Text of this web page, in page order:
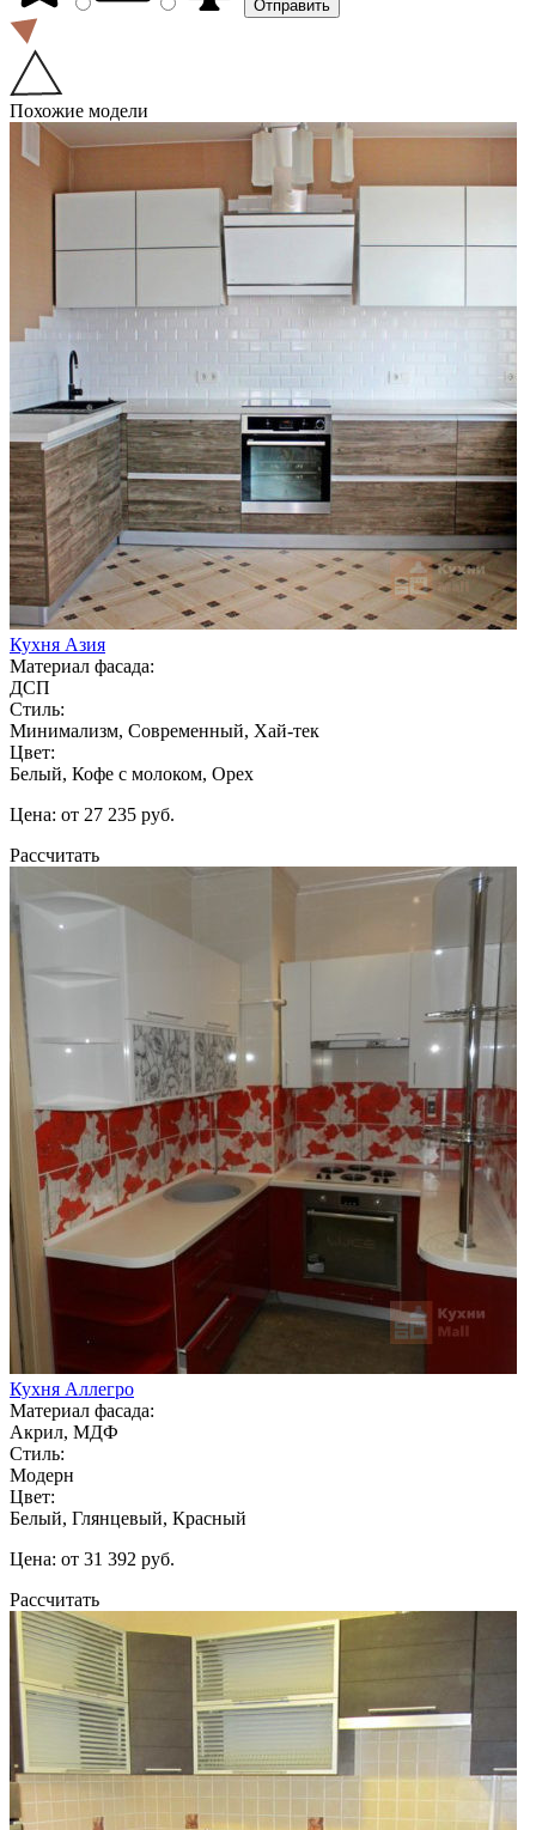
Похожие модели
Кухня Азия
Материал фасада:
ДСП
Стиль:
Минимализм, Современный, Хай-тек
Цвет:
Белый, Кофе с молоком, Орех
Цена: от 27 235 руб.
Рассчитать
Кухня Аллегро
Материал фасада:
Акрил, МДФ
Стиль:
Модерн
Цвет:
Белый, Глянцевый, Красный
Цена: от 31 392 руб.
Рассчитать